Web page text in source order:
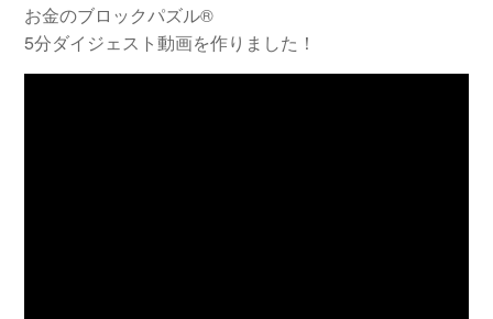
お金のブロックパズル®
5分ダイジェスト動画を作りました！